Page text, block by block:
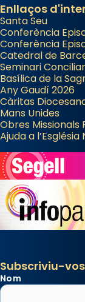
Enllaços
Santa Seu
Conferència
Conferència
Catedral de
Seminari
Basílica de la
Any Gaudí 2026
Càritas
Mans Unides
Obres Missionals
Ajuda a
Subscriviu-
Nom